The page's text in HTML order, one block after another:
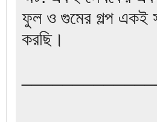
ফুল ও গুমের গল্প একই
করছি।